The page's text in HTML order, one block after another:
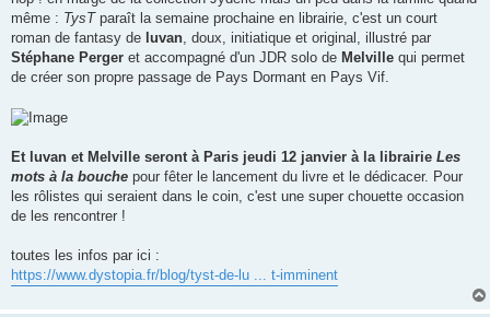
s
a
g
e
même : TysT paraît la semaine prochaine en librairie, c'est un court
roman de fantasy de luvan, doux, initiatique et original, illustré par
Stéphane Perger et accompagné d'un JDR solo de Melville qui permet
de créer son propre passage de Pays Dormant en Pays Vif.
Et luvan et Melville seront à Paris jeudi 12 janvier à la librairie Les
mots à la bouche pour fêter le lancement du livre et le dédicacer. Pour
les rôlistes qui seraient dans le coin, c'est une super chouette occasion
de les rencontrer !
toutes les infos par ici :
https://www.dystopia.fr/blog/tyst-de-lu ... t-imminent